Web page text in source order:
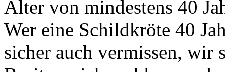
Alter von mindestens 40
Wer eine Schildkröte 40
sicher auch vermissen, wir